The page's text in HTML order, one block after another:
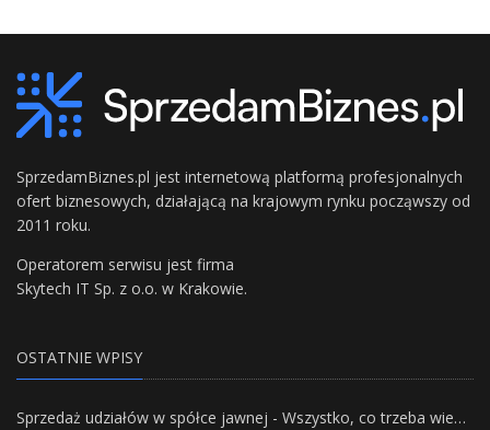
SprzedamBiznes.pl jest internetową platformą profesjonalnych
ofert biznesowych, działającą na krajowym rynku począwszy od
2011 roku.
Operatorem serwisu jest firma
Skytech IT Sp. z o.o. w Krakowie.
OSTATNIE WPISY
Sprzedaż udziałów w spółce jawnej - Wszystko, co trzeba wiedzieć.